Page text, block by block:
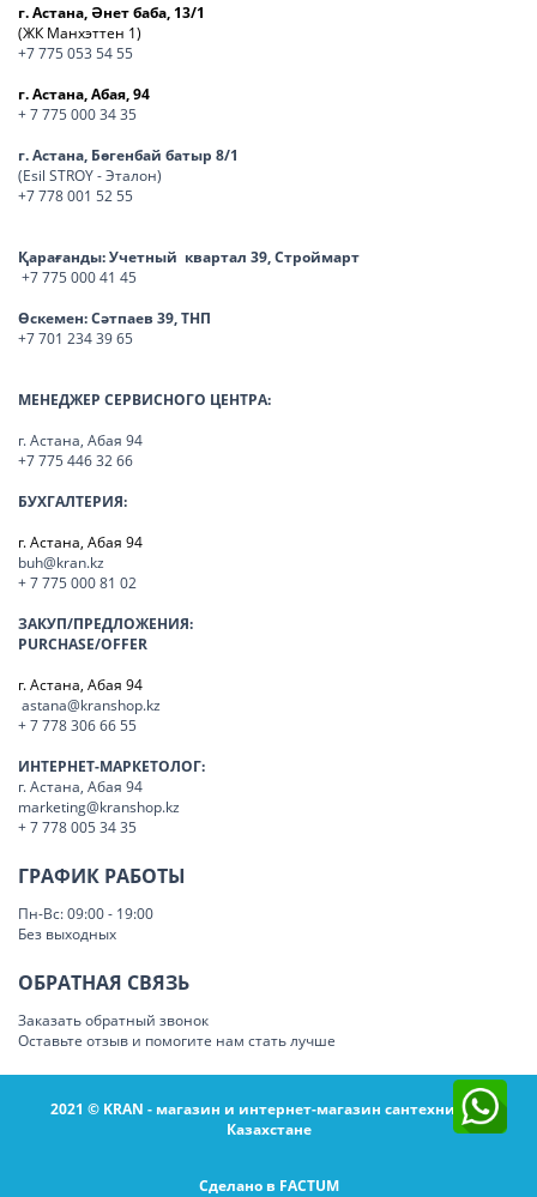
г. Астана, Әнет баба, 13/1
(ЖК Манхэттен 1)
+7 775 053 54 55
г. Астана, Абая, 94
+ 7 775 000 34 35
г. Астана, Бөгенбай батыр 8/1
(Esil STROY - Эталон)
+7 778 001 52 55
Қарағанды:Учетный квартал 39, Строймарт
+7 775 000 41 45
Өскемен:Сәтпаев 39, ТНП
+7 701 234 39 65
МЕНЕДЖЕР СЕРВИСНОГО ЦЕНТРА:
г. Астана, Абая 94
+7 775 446 32 66
БУХГАЛТЕРИЯ:
г. Астана, Абая 94
buh@kran.kz
+ 7 775 000 81 02
ЗАКУП/ПРЕДЛОЖЕНИЯ:
PURCHASE/OFFER
г. Астана, Абая 94
astana@kranshop.kz
+ 7 778 306 66 55
ИНТЕРНЕТ-МАРКЕТОЛОГ:
г. Астана, Абая 94
marketing@kranshop.kz
+ 7 778 005 34 35
ГРАФИК РАБОТЫ
Пн-Вс: 09:00 - 19:00
Без выходных
ОБРАТНАЯ СВЯЗЬ
Заказать обратный звонок
Оставьте отзыв и помогите нам стать лучше
2021 © KRAN - магазин и интернет-магазин сантехники в
Казахстане
Сделано в FACTUM